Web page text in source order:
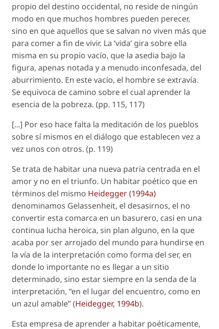
propio del destino occidental, no reside de ningún
modo en que muchos hombres pueden perecer,
sino en que aquellos que se salvan no viven más que
para comer a fin de vivir. La ‘vida’ gira sobre ella
misma en su propio vacío, que la asedia bajo la
figura, apenas notada y a menudo inconfesada, del
aburrimiento. En este vacío, el hombre se extravía.
Se equivoca de camino sobre el cual aprender la
esencia de la pobreza. (pp. 115, 117)
[...] Por eso hace falta la meditación de los pueblos
sobre sí mismos en el diálogo que establecen vez a
vez unos con otros. (p. 119)
Se trata de habitar una nueva patria centrada en el
amor y no en el triunfo. Un habitar poético que en
términos del mismo Heidegger (1994a)
denominamos Gelassenheit, el desasirnos, el no
convertir esta comarca en un basurero, casi en una
continua lucha heroica, sin plan alguno, en la que
acaba por ser arrojado del mundo para hundirse en
la vía de la interpretación como forma del ser, en
donde lo importante no es llegar a un sitio
determinado, sino estar siempre en la senda de la
interpretación, “en el lugar del encuentro, como en
un azul amable” (Heidegger, 1994b).
Esta empresa de aprender a habitar poéticamente,